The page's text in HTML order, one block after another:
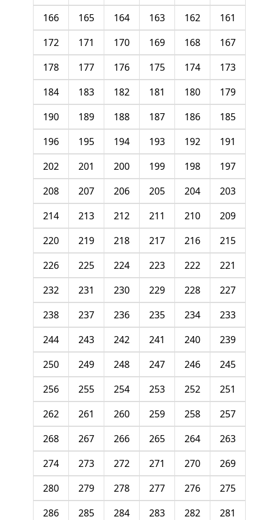
161
162
163
164
165
166
167
168
169
170
171
172
173
174
175
176
177
178
179
180
181
182
183
184
185
186
187
188
189
190
191
192
193
194
195
196
197
198
199
200
201
202
203
204
205
206
207
208
209
210
211
212
213
214
215
216
217
218
219
220
221
222
223
224
225
226
227
228
229
230
231
232
233
234
235
236
237
238
239
240
241
242
243
244
245
246
247
248
249
250
251
252
253
254
255
256
257
258
259
260
261
262
263
264
265
266
267
268
269
270
271
272
273
274
275
276
277
278
279
280
281
282
283
284
285
286